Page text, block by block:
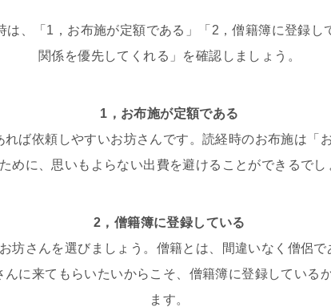
は、「1，お布施が定額である」「2，僧籍簿に登録し
関係を優先してくれる」を確認しましょう。
1，お布施が定額である
れば依頼しやすいお坊さんです。読経時のお布施は「
めに、思いもよらない出費を避けることができるでし
2，僧籍簿に登録している
坊さんを選びましょう。僧籍とは、間違いなく僧侶
んに来てもらいたいからこそ、僧籍簿に登録している
ます。